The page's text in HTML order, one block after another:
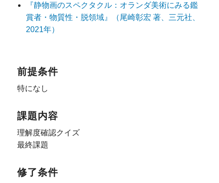
『静物画のスペクタクル：オランダ美術にみる鑑
賞者・物質性・脱領域』（尾崎彰宏 著、三元社、
2021年）
前提条件
特になし
課題内容
理解度確認クイズ
最終課題
修了条件